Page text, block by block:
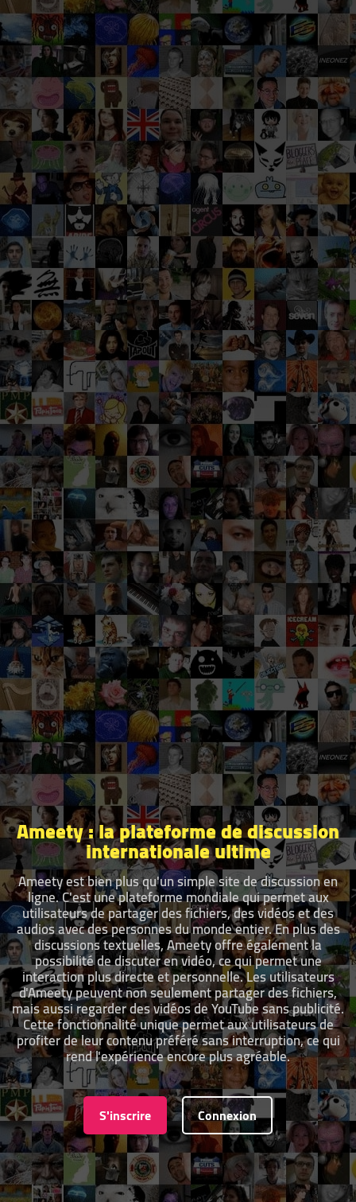
Ameety : la plateforme de discussion
internationale ultime
Ameety est bien plus qu'un simple site de discussion en
ligne. C'est une plateforme mondiale qui permet aux
utilisateurs de partager des fichiers, des vidéos et des
audios avec des personnes du monde entier. En plus des
discussions textuelles, Ameety offre également la
possibilité de discuter en vidéo, ce qui permet une
interaction plus directe et personnelle. Les utilisateurs
d'Ameety peuvent non seulement partager des fichiers,
mais aussi regarder des vidéos de YouTube sans publicité.
Cette fonctionnalité unique permet aux utilisateurs de
profiter de leur contenu préféré sans interruption, ce qui
rend l'expérience encore plus agréable.
S'inscrire Connexion